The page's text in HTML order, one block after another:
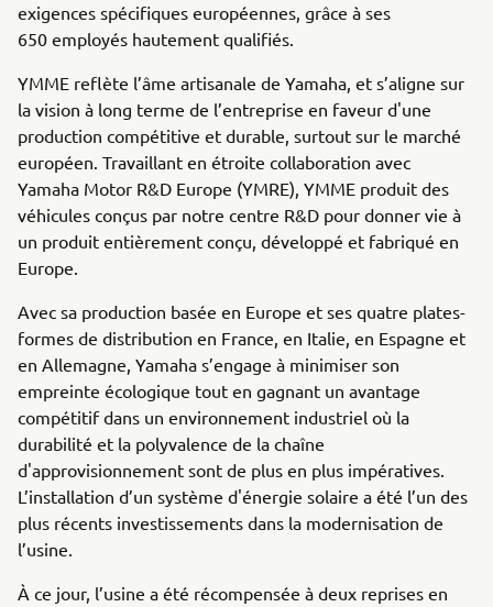
exigences spécifiques européennes, grâce à ses
650 employés hautement qualifiés.
YMME reflète l’âme artisanale de Yamaha, et s’aligne sur
la vision à long terme de l’entreprise en faveur d'une
production compétitive et durable, surtout sur le marché
européen. Travaillant en étroite collaboration avec
Yamaha Motor R&D Europe (YMRE), YMME produit des
véhicules conçus par notre centre R&D pour donner vie à
un produit entièrement conçu, développé et fabriqué en
Europe.
Avec sa production basée en Europe et ses quatre plates-
formes de distribution en France, en Italie, en Espagne et
en Allemagne, Yamaha s’engage à minimiser son
empreinte écologique tout en gagnant un avantage
compétitif dans un environnement industriel où la
durabilité et la polyvalence de la chaîne
d'approvisionnement sont de plus en plus impératives.
L’installation d’un système d'énergie solaire a été l’un des
plus récents investissements dans la modernisation de
l’usine.
À ce jour, l’usine a été récompensée à deux reprises en